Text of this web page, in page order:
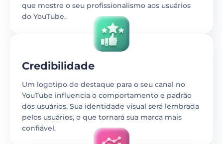
que mostre o seu profissionalismo aos usuários
do YouTube.
Credibilidade
Um logotipo de destaque para o seu canal no
YouTube influencia o comportamento e padrão
dos usuários. Sua identidade visual será lembrada
pelos usuários, o que tornará sua marca mais
confiável.